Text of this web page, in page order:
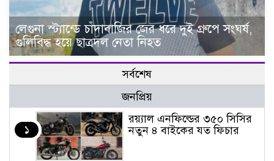
লেগুনা স্ট্যান্ডে চাঁদাবাজির জের ধরে দুই গ্রুপে সংঘর্ষ,
গুলিবিদ্ধ হয়ে ছাত্রদল নেতা নিহত
সর্বশেষ
জনপ্রিয়
১
র‌য়্যাল এনফিল্ডের ৩৫০ সিসির
নতুন ৪ বাইকের যত ফিচার